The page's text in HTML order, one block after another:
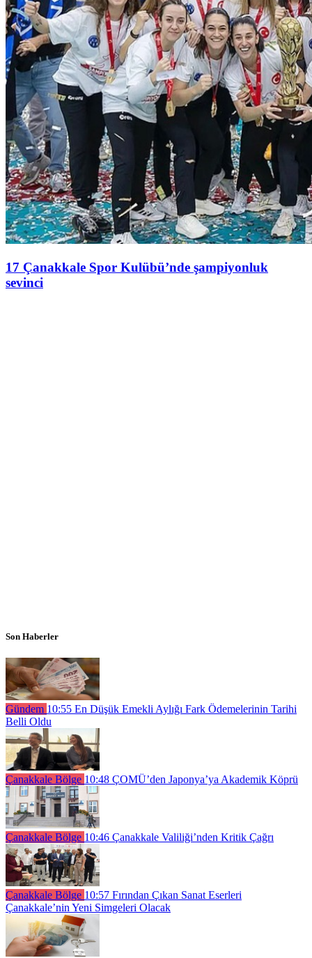
17 Çanakkale Spor Kulübü’nde şampiyonluk
sevinci
Son Haberler
Gündem 10:55 En Düşük Emekli Aylığı Fark Ödemelerinin Tarihi
Belli Oldu
Çanakkale Bölge 10:48 ÇOMÜ’den Japonya’ya Akademik Köprü
Çanakkale Bölge 10:46 Çanakkale Valiliği’nden Kritik Çağrı
Çanakkale Bölge 10:57 Fırından Çıkan Sanat Eserleri
Çanakkale’nin Yeni Simgeleri Olacak